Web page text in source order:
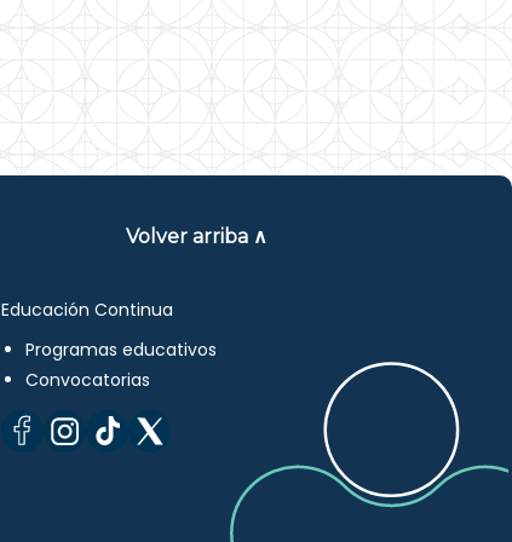
Volver arriba ∧
Educación Continua
Programas educativos
Convocatorias